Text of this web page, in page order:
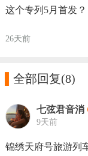
这个专列5月首发？
26天前
全部回复(8)
七弦君音消
9天前
锦绣天府号旅游列